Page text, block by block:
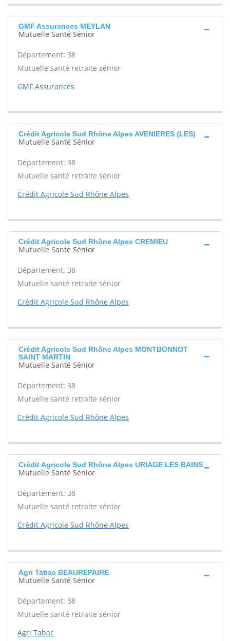
GMF Assurances MEYLAN
Mutuelle Santé Sénior
Département: 38
Mutuelle santé retraite sénior
GMF Assurances
Crédit Agricole Sud Rhône Alpes AVENIERES (LES)
Mutuelle Santé Sénior
Département: 38
Mutuelle santé retraite sénior
Crédit Agricole Sud Rhône Alpes
Crédit Agricole Sud Rhône Alpes CREMIEU
Mutuelle Santé Sénior
Département: 38
Mutuelle santé retraite sénior
Crédit Agricole Sud Rhône Alpes
Crédit Agricole Sud Rhône Alpes MONTBONNOT
SAINT MARTIN
Mutuelle Santé Sénior
Département: 38
Mutuelle santé retraite sénior
Crédit Agricole Sud Rhône Alpes
Crédit Agricole Sud Rhône Alpes URIAGE LES BAINS
Mutuelle Santé Sénior
Département: 38
Mutuelle santé retraite sénior
Crédit Agricole Sud Rhône Alpes
Agri Tabac BEAUREPAIRE
Mutuelle Santé Sénior
Département: 38
Mutuelle santé retraite sénior
Agri Tabac